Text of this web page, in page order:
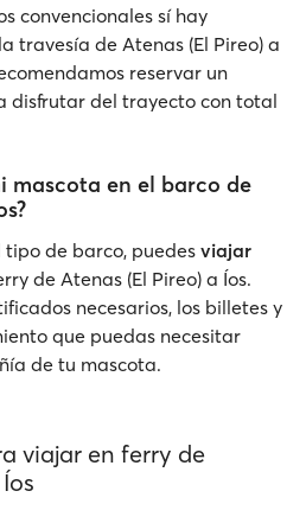
convencionales sí hay
travesía de Atenas (El Pireo) a
reservar un
disfrutar del trayecto con total
mascota en el barco de
de barco, puedes viajar
de Atenas (El Pireo) a Íos.
necesarios, los billetes y
que puedas necesitar
de tu mascota.
viajar en ferry de